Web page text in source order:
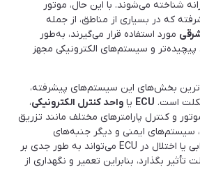
شناخته می‌شوند. با این حال، موتور
که در بسیاری از مناطق، از جمله
مورد استفاده قرار می‌گیرند، به‌طور
پیچیده‌تر و سیستم‌های الکترونیکی مجهز
بخش‌های این سیستم‌های پیشرفته،
است. ECU یا واحد کنترل الکترونیکی،
و کنترل پارامترهای مختلف مانند تزریق
سیستم‌های ایمنی و دیگر جنبه‌های
عملکردی موتور دارد. خرابی یا اختلال در ECU می‌تواند به طور جدی بر
بگذارد، بنابراین تعمیر و نگهداری از